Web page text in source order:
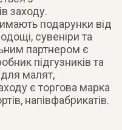
заходу.
подарунки від
сувеніри та
партнером є
підгузників та
для малят,
є торгова марка
напівфабрикатів.